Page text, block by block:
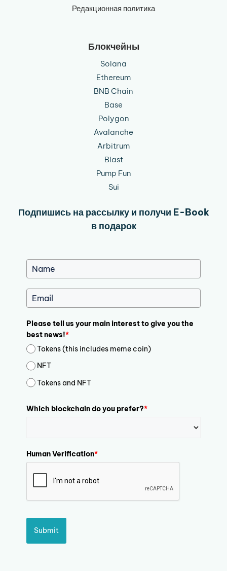
Редакционная политика
Блокчейны
Solana
Ethereum
BNB Chain
Base
Polygon
Avalanche
Arbitrum
Blast
Pump Fun
Sui
Подпишись на рассылку и получи E-Book
в подарок
Please tell us your main interest to give you the
best news!*
Tokens (this includes meme coin)
NFT
Tokens and NFT
Which blockchain do you prefer?*
Human Verification*
Submit